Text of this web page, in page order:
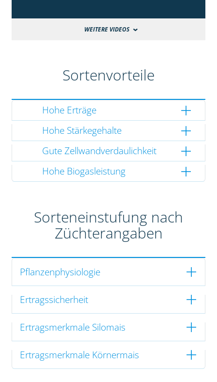
WEITERE VIDEOS
Sortenvorteile
Hohe Erträge
Hohe Stärkegehalte
Gute Zellwandverdaulichkeit
Hohe Biogasleistung
Sorteneinstufung nach
Züchterangaben
Pflanzenphysiologie
Ertragssicherheit
Ertragsmerkmale Silomais
Ertragsmerkmale Körnermais